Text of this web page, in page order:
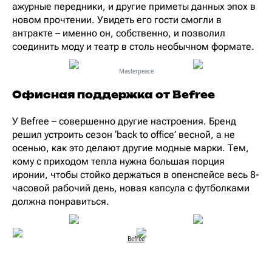
ажурные передники, и другие приметы данных эпох в
новом прочтении. Увидеть его гости смогли в
антракте – именно он, собственно, и позволил
соединить моду и театр в столь необычном формате.
Masterpeace
Офисная поддержка от Befree
У Befree – совершенно другие настроения. Бренд
решил устроить сезон ‘back to office’ весной, а не
осенью, как это делают другие модные марки. Тем,
кому с приходом тепла нужна большая порция
иронии, чтобы стойко держаться в опенспейсе весь 8-
часовой рабочий день, новая капсула с футболками
должна понравиться.
Befree